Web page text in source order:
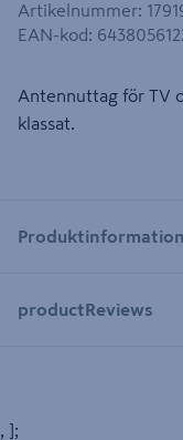
Artikelnummer:
EAN-kod:
Antennuttag för TV
klassat.
Produktinformation
productReviews
, ];